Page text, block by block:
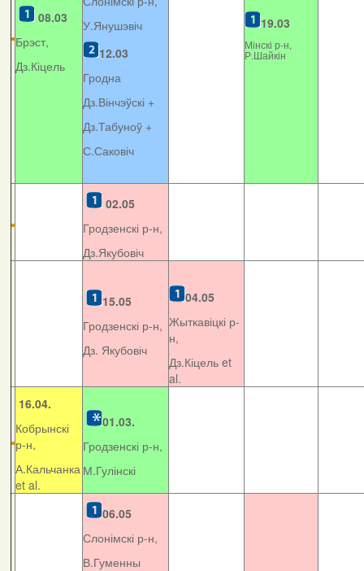
08.03
Брэст,
Дз.Кіцель
У.Янушэвіч
12.03
Гродна
Дз.Вінчэўскі +
Дз.Табуноў +
С.Саковіч
19.03
Мінскі р-н,
Р.Шайкін
02.05
Гродзенскі р-н,
Дз.Якубовіч
15.05
Гродзенскі р-н,
Дз. Якубовіч
04.05
Жыткавіцкі р-
н,
Дз.Кіцель et
al.
16.04.
Кобрынскі
р-н,
А.Кальчанка
et al.
01.03.
Гродзенскі р-н,
М.Гулінскі
06.05
Слонімскі р-н,
В.Гуменны